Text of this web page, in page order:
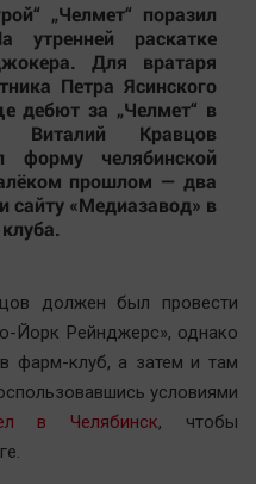
„Челмет“ поразил
утренней раскатке
Для вратаря
Петра Ясинского
дебют за „Челмет“ в
Виталий Кравцов
форму челябинской
прошлом — два
сайту «Медиазавод» в
должен был провести
Йорк Рейнджерс», однако
фарм-клуб, а затем и там
условиями
в Челябинск, чтобы